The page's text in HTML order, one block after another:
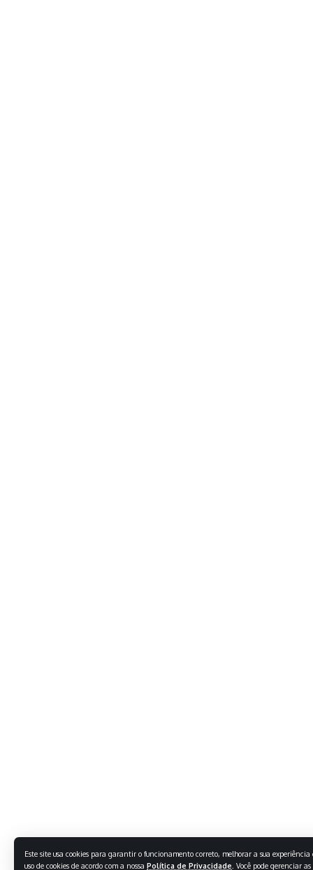
Este site usa cookies para garantir o funcionamento correto, melhorar a sua
uso de cookies de acordo com a nossa Política de Privacidade . Você pode gerenciar